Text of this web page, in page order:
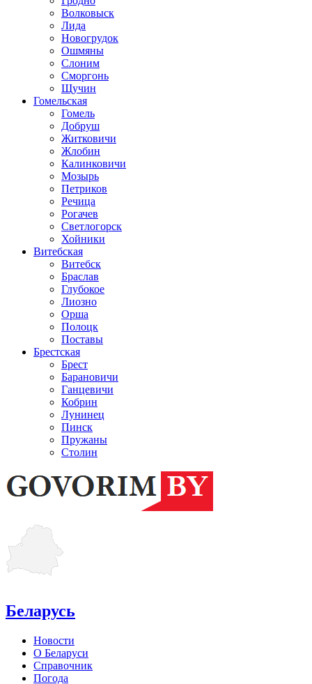
Волковыск
Лида
Новогрудок
Ошмяны
Слоним
Сморгонь
Щучин
Гомельская
Гомель
Добруш
Житковичи
Жлобин
Калинковичи
Мозырь
Петриков
Речица
Рогачев
Светлогорск
Хойники
Витебская
Витебск
Браслав
Глубокое
Лиозно
Орша
Полоцк
Поставы
Брестская
Брест
Барановичи
Ганцевичи
Кобрин
Лунинец
Пинск
Пружаны
Столин
Беларусь
Новости
О Беларуси
Справочник
Погода